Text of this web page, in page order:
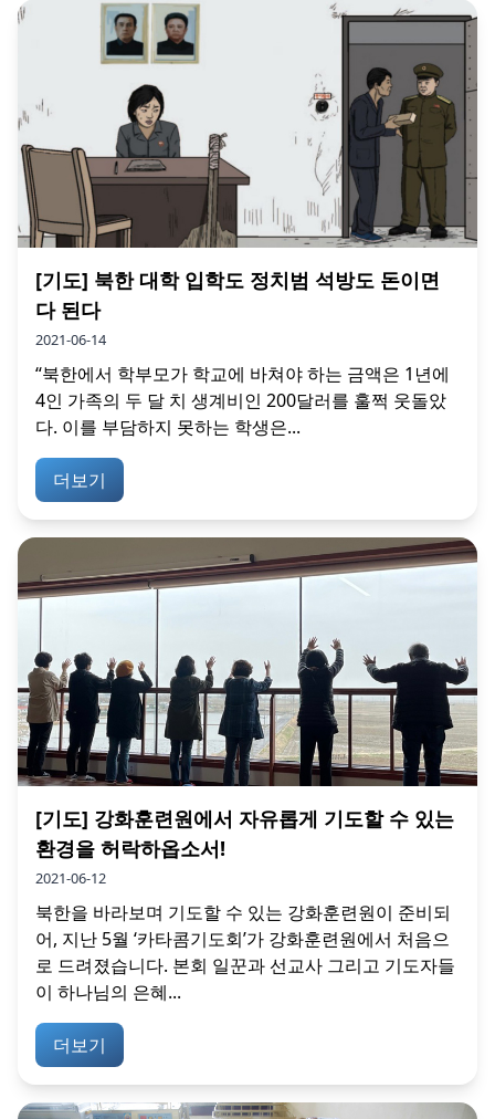
[기도] 북한 대학 입학도 정치범 석방도 돈이면
다 된다
2021-06-14
“북한에서 학부모가 학교에 바쳐야 하는 금액은 1년에
4인 가족의 두 달 치 생계비인 200달러를 훌쩍 웃돌았
다. 이를 부담하지 못하는 학생은...
더보기
[기도] 강화훈련원에서 자유롭게 기도할 수 있는
환경을 허락하옵소서!
2021-06-12
북한을 바라보며 기도할 수 있는 강화훈련원이 준비되
어, 지난 5월 ‘카타콤기도회’가 강화훈련원에서 처음으
로 드려졌습니다. 본회 일꾼과 선교사 그리고 기도자들
이 하나님의 은혜...
더보기